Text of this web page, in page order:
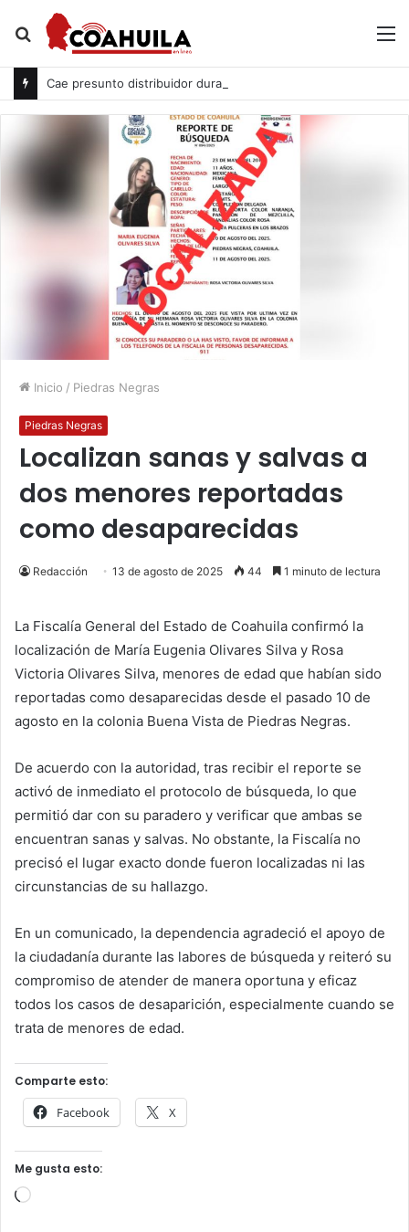
Buscar
Cae presunto distribuidor durante cateo en Acuña
Inicio / Piedras Negras
Piedras Negras
Localizan sanas y salvas a
dos menores reportadas
como desaparecidas
Redacción 13 de agosto de 2025 44 1 minuto de lectura
La Fiscalía General del Estado de Coahuila confirmó la
localización de María Eugenia Olivares Silva y Rosa
Victoria Olivares Silva, menores de edad que habían sido
reportadas como desaparecidas desde el pasado 10 de
agosto en la colonia Buena Vista de Piedras Negras.
De acuerdo con la autoridad, tras recibir el reporte se
activó de inmediato el protocolo de búsqueda, lo que
permitió dar con su paradero y verificar que ambas se
encuentran sanas y salvas. No obstante, la Fiscalía no
precisó el lugar exacto donde fueron localizadas ni las
circunstancias de su hallazgo.
En un comunicado, la dependencia agradeció el apoyo de
la ciudadanía durante las labores de búsqueda y reiteró su
compromiso de atender de manera oportuna y eficaz
todos los casos de desaparición, especialmente cuando se
trata de menores de edad.
Comparte esto:
Facebook X
Me gusta esto:
Cargando...